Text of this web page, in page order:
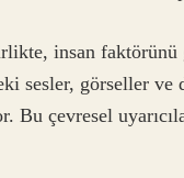
insan faktörünü
sesler, görseller
Bu çevresel